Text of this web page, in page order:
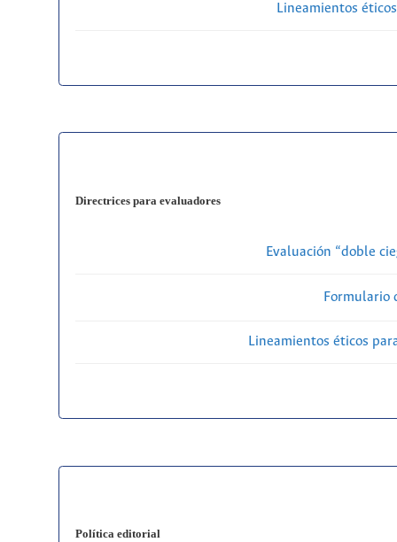
Lineamientos
Directrices para evaluadores
Evaluación “doble
Formulario
Lineamientos éticos
Política editorial